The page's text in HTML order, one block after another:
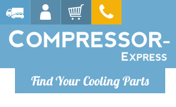
Find Your Cooling Parts